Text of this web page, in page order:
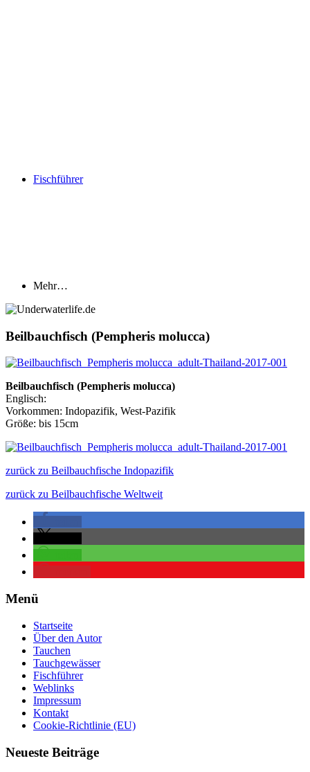
Fischführer
Mehr…
Beilbauchfisch (Pempheris molucca)
Beilbauchfisch (Pempheris molucca)
Englisch:
Vorkommen: Indopazifik, West-Pazifik
Größe: bis 15cm
zurück zu Beilbauchfische Indopazifik
zurück zu Beilbauchfische Weltweit
Menü
Startseite
Über den Autor
Tauchen
Tauchgewässer
Fischführer
Weblinks
Impressum
Kontakt
Cookie-Richtlinie (EU)
Neueste Beiträge